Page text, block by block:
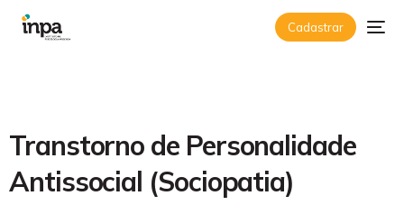
Cadastrar
Transtorno de Personalidade
Antissocial (Sociopatia)